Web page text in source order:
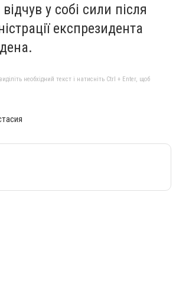
у собі сили після
експрезидента
необхідний текст і натисніть Ctrl + Enter, щоб